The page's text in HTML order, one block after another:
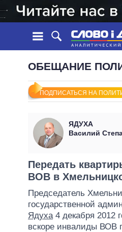
ЛЕНТА
СОБЫТИЯ
СТАТЬИ
МНЕНИЯ
ОБЗОРЫ
ДАЙДЖЕСТЫ
ВСЕ ПОЛИТИКИ
ПРЕЗИДЕНТ И ОФИС
ВЕРХОВНАЯ РАДА
КАБИНЕТ
ГЛАВЫ
МЭРЫ
ВСЕ ПЕРСОНЫ
ОБЕЩАНИЕ
ПОДПИСАТЬСЯ НА
ЯДУХА
Василий
Передать
ВОВ в
Председатель
государственной
Ядуха 4 декабря 2012
вскоре инвалиды ВОВ